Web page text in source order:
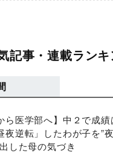
記事・連載ラン
ら医学部へ】中２で成績
夜逆転」したわが子を”
した母の気づき